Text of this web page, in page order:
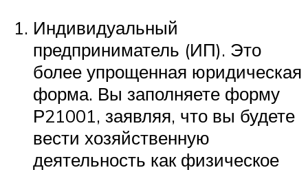
Индивидуальный
предприниматель (ИП). Это
более упрощенная юридическая
форма. Вы заполняете форму
Р21001, заявляя, что вы будете
вести хозяйственную
деятельность как физическое